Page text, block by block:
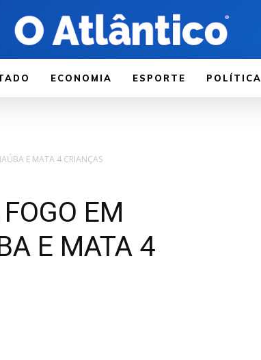
ECONOMIA ESPORTE POLÍTICA
E MATA 4 CRIANÇAS
EM
E MATA 4